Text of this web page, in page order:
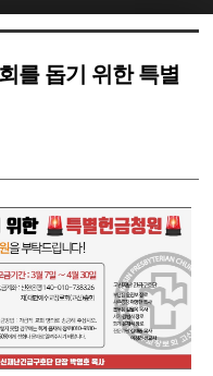
를 돕기 위한 특별
북5
북5